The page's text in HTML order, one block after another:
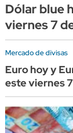
Dólar blue
viernes 7
Mercado de divisas
Euro hoy y
este viernes